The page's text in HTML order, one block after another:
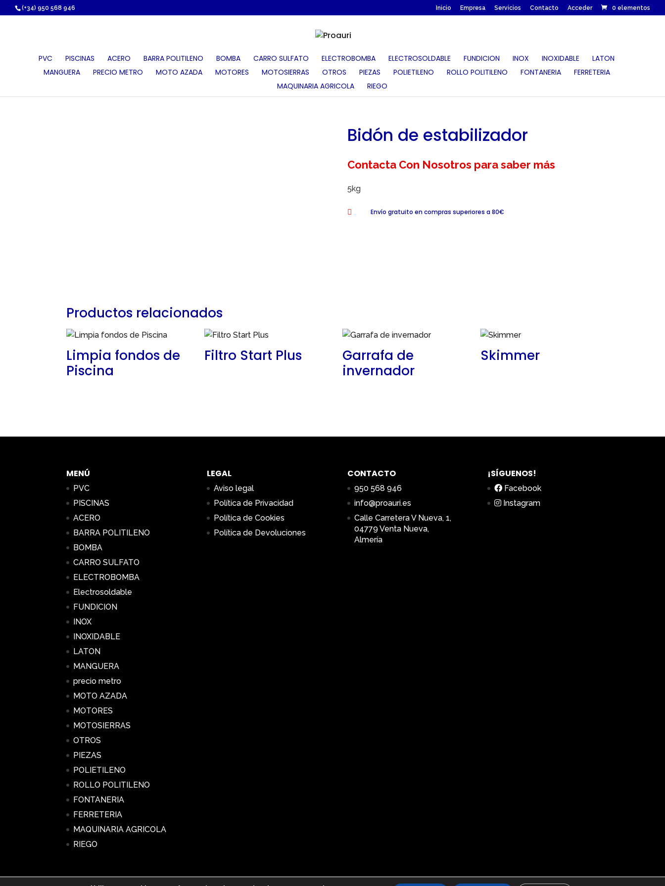
https://proauri.es/
(+34) 950 568 946 Inicio Empresa Servicios Contacto Acceder 0 elementos
PVC PISCINAS ACERO BARRA POLITILENO BOMBA CARRO SULFATO ELECTROBOMBA ELECTROSOLDABLE FUNDICION INOX INOXIDABLE
LATON
MANGUERA
PRECIO METRO MOTO AZADA MOTORES MOTOSIERRAS OTROS PIEZAS POLIETILENO ROLLO POLITILENO FONTANERIA
FERRETERIA
MAQUINARIA AGRICOLA
RIEGO
Bidón de estabilizador
Contacta Con Nosotros para saber más
5kg
 Envío gratuito en compras superiores a 80€
Productos relacionados
Limpia fondos de
Piscina
Filtro Start Plus
Garrafa de
invernador
Skimmer
MENÚ
PVC
PISCINAS
ACERO
BARRA POLITILENO
BOMBA
CARRO SULFATO
ELECTROBOMBA
Electrosoldable
FUNDICION
INOX
INOXIDABLE
LATON
MANGUERA
precio metro
MOTO AZADA
MOTORES
MOTOSIERRAS
OTROS
PIEZAS
POLIETILENO
ROLLO POLITILENO
FONTANERIA
FERRETERIA
MAQUINARIA AGRICOLA
RIEGO
LEGAL
Aviso legal
Política de Privacidad
Política de Cookies
Política de Devoluciones
CONTACTO
950 568 946
info@proauri.es
Calle Carretera V Nueva, 1,
04779 Venta Nueva,
Almería
¡SÍGUENOS!
Facebook
Instagram